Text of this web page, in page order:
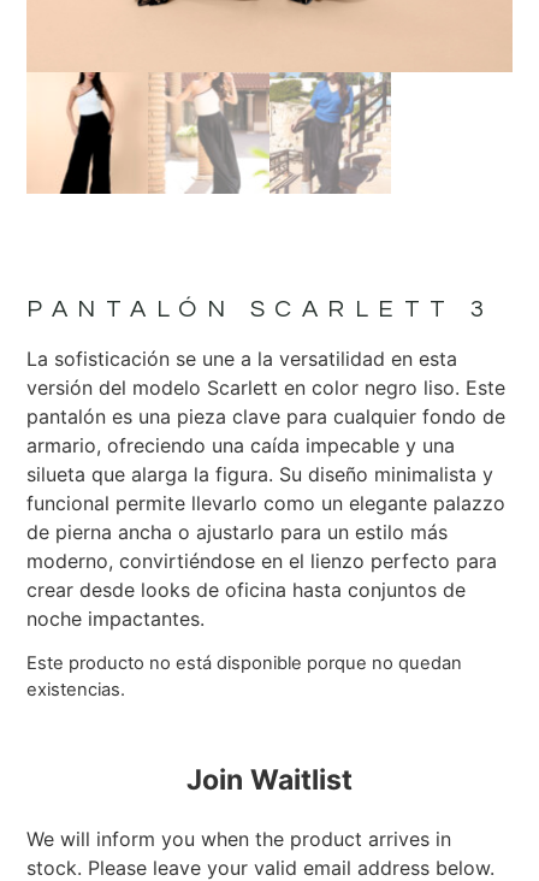
PANTALÓN SCARLETT 3
La sofisticación se une a la versatilidad en esta
versión del modelo Scarlett en color negro liso. Este
pantalón es una pieza clave para cualquier fondo de
armario, ofreciendo una caída impecable y una
silueta que alarga la figura. Su diseño minimalista y
funcional permite llevarlo como un elegante palazzo
de pierna ancha o ajustarlo para un estilo más
moderno, convirtiéndose en el lienzo perfecto para
crear desde looks de oficina hasta conjuntos de
noche impactantes.
Este producto no está disponible porque no quedan
existencias.
Join Waitlist
We will inform you when the product arrives in
stock. Please leave your valid email address below.